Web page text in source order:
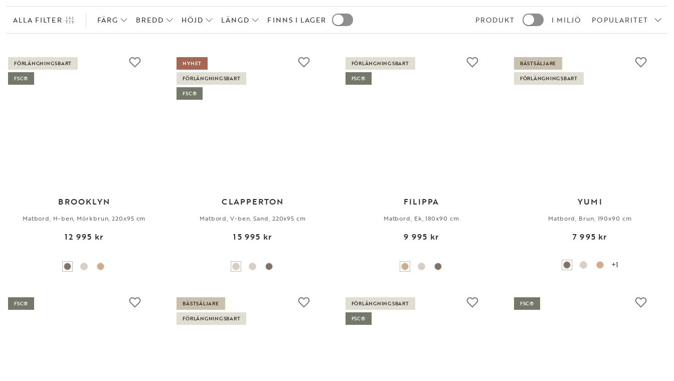
ALLA FILTER FÄRG BREDD HÖJD LÄNGD FINNS I LAGER PRODUKT I MILJÖ POPULARITET
BROOKLYN
Matbord, H-ben, Mörkbrun, 220x95 cm
12 995 kr
FÖRLÄNGNINGSBART
FSC®
CLAPPERTON
Matbord, V-ben, Sand, 220x95 cm
15 995 kr
NYHET
FÖRLÄNGNINGSBART
FSC®
FILIPPA
Matbord, Ek, 180x90 cm
9 995 kr
FÖRLÄNGNINGSBART
FSC®
YUMI
Matbord, Brun, 190x90 cm
7 995 kr
+1
BÄSTSÄLJARE
FÖRLÄNGNINGSBART
FSC®
BÄSTSÄLJARE
FÖRLÄNGNINGSBART
FÖRLÄNGNINGSBART
FSC®
FSC®